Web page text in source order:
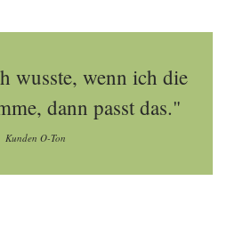
wusste, wenn ich die
dann passt das."
Kunden O-Ton